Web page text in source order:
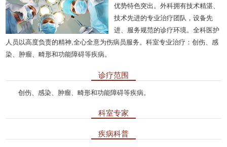
优势特色突出。外科拥有技术精湛、
技术先进的专业治疗团队，设备先
进、服务规范的诊疗环境。全科医护
人员以高度负责的精神,全心全意为伤病员服务。科室专业治疗：创伤、感
染、肿瘤、畸形和功能障碍等疾病。
诊疗范围
创伤、感染、肿瘤、畸形和功能障碍等疾病。
科室专家
疾病科普